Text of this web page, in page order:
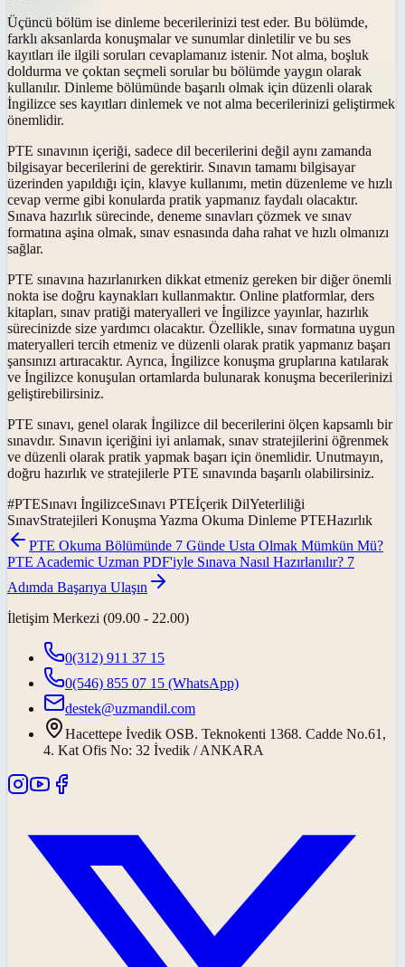
Üçüncü bölüm ise dinleme becerilerinizi test eder. Bu bölümde,
farklı aksanlarda konuşmalar ve sunumlar dinletilir ve bu ses
kayıtları ile ilgili soruları cevaplamanız istenir. Not alma, boşluk
doldurma ve çoktan seçmeli sorular bu bölümde yaygın olarak
kullanılır. Dinleme bölümünde başarılı olmak için düzenli olarak
İngilizce ses kayıtları dinlemek ve not alma becerilerinizi geliştirmek
önemlidir.
PTE sınavının içeriği, sadece dil becerilerini değil aynı zamanda
bilgisayar becerilerini de gerektirir. Sınavın tamamı bilgisayar
üzerinden yapıldığı için, klavye kullanımı, metin düzenleme ve hızlı
cevap verme gibi konularda pratik yapmanız faydalı olacaktır.
Sınava hazırlık sürecinde, deneme sınavları çözmek ve sınav
formatına aşina olmak, sınav esnasında daha rahat ve hızlı olmanızı
sağlar.
PTE sınavına hazırlanırken dikkat etmeniz gereken bir diğer önemli
nokta ise doğru kaynakları kullanmaktır. Online platformlar, ders
kitapları, sınav pratiği materyalleri ve İngilizce yayınlar, hazırlık
sürecinizde size yardımcı olacaktır. Özellikle, sınav formatına uygun
materyalleri tercih etmeniz ve düzenli olarak pratik yapmanız başarı
şansınızı artıracaktır. Ayrıca, İngilizce konuşma gruplarına katılarak
ve İngilizce konuşulan ortamlarda bulunarak konuşma becerilerinizi
geliştirebilirsiniz.
PTE sınavı, genel olarak İngilizce dil becerilerini ölçen kapsamlı bir
sınavdır. Sınavın içeriğini iyi anlamak, sınav stratejilerini öğrenmek
ve düzenli olarak pratik yapmak başarı için önemlidir. Unutmayın,
doğru hazırlık ve stratejilerle PTE sınavında başarılı olabilirsiniz.
#PTESınavı İngilizceSınavı PTEİçerik DilYeterliliği
SınavStratejileri Konuşma Yazma Okuma Dinleme PTEHazırlık
PTE Okuma Bölümünde 7 Günde Usta Olmak Mümkün Mü?
PTE Academic Uzman PDF'iyle Sınava Nasıl Hazırlanılır? 7
Adımda Başarıya Ulaşın
İletişim Merkezi (09.00 - 22.00)
0(312) 911 37 15
0(546) 855 07 15 (WhatsApp)
destek@uzmandil.com
Hacettepe İvedik OSB. Teknokenti 1368. Cadde No.61,
4. Kat Ofis No: 32 İvedik / ANKARA